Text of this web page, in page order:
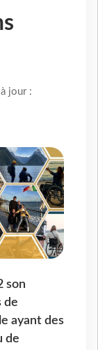
jour :
son
de
ayant des
de